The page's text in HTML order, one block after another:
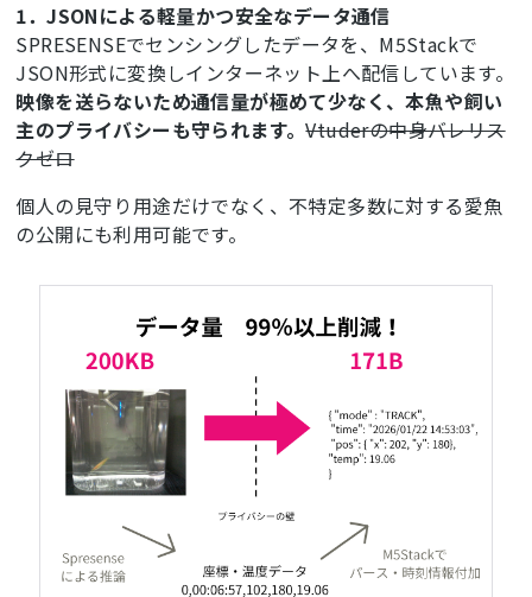
1．JSONによる軽量かつ安全なデータ通信
SPRESENSEでセンシングしたデータを、M5Stackで
JSON形式に変換しインターネット上へ配信しています。
映像を送らないため通信量が極めて少なく、本魚や飼い
主のプライバシーも守られます。Vtuderの中身バレリス
クゼロ
個人の見守り用途だけでなく、不特定多数に対する愛魚
の公開にも利用可能です。